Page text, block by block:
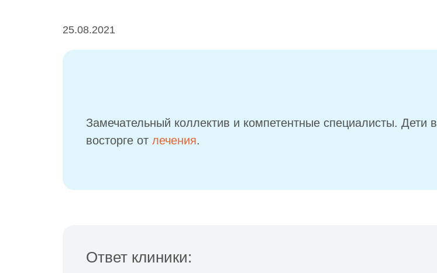
25.08.2021
Замечательный коллектив и компетентные специалисты. Дети в
восторге от лечения.
Ответ клиники: